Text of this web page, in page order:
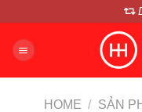
nội
HOME / SẢN